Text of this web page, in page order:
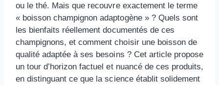
ou le thé. Mais que recouvre exactement le terme
« boisson champignon adaptogène » ? Quels sont
les bienfaits réellement documentés de ces
champignons, et comment choisir une boisson de
qualité adaptée à ses besoins ? Cet article propose
un tour d’horizon factuel et nuancé de ces produits,
en distinguant ce que la science établit solidement